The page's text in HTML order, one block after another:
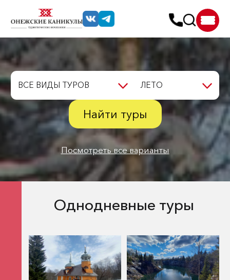
ВСЕ ВИДЫ ТУРОВ ЛЕТО
Найти туры
Посмотреть все варианты
Однодневные туры